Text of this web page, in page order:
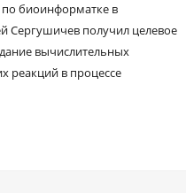
по биоинформатке в
Сергушичев получил целевое
вычислительных
реакций в процессе